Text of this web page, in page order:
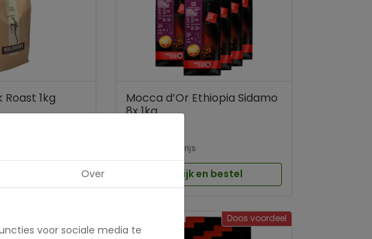
1kg
Mocca d’Or Ethiopia Sidamo
8x 1kg
adviesprijs
Bekijk en bestel
Doos voordeel
Over
voor sociale media te